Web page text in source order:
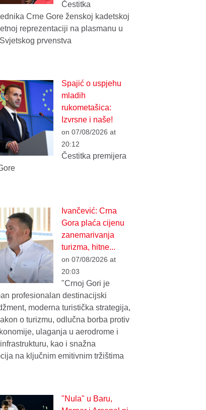
Čestitka
Crne Gore ženskoj kadetskoj
reprezentaciji na plasmanu u
prvenstva
Spajić o uspjehu
mladih
rukometašica:
Izvrsne i naše!
on 07/08/2026 at
20:12
Čestitka premijera
Ivančević: Crna
Gora plaća cijenu
zanemarivanja
turizma, hitne...
on 07/08/2026 at
20:03
"Crnoj Gori je
profesionalan destinacijski
moderna turistička strategija,
o turizmu, odlučna borba protiv
ulaganja u aerodrome i
kao i snažna
na ključnim emitivnim tržištima
"Nula" u Baru,